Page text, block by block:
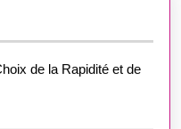
de la Rapidité et de